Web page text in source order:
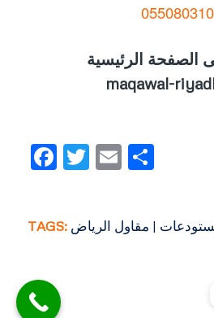
maqawal-
Facebook
Twitter
EmailShare
TAGS: | مقاول الرياض